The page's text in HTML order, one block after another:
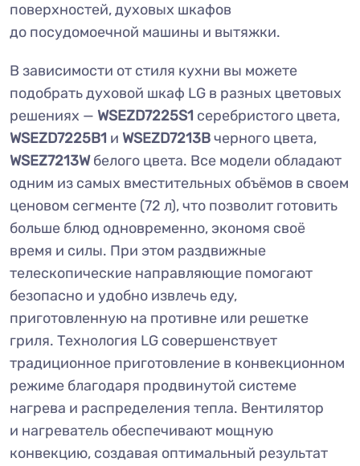
поверхностей, духовых шкафов
до посудомоечной машины и вытяжки.
В зависимости от стиля кухни вы можете
подобрать духовой шкаф LG в разных цветовых
решениях — WSEZD7225S1 серебристого цвета,
WSEZD7225B1 и WSEZD7213Bчерного цвета,
WSEZ7213Wбелого цвета. Все модели обладают
одним из самых вместительных объёмов в своем
ценовом сегменте (72 л), что позволит готовить
больше блюд одновременно, экономя своё
время и силы. При этом раздвижные
телескопические направляющие помогают
безопасно и удобно извлечь еду,
приготовленную на противне или решетке
гриля. Технология LG совершенствует
традиционное приготовление в конвекционном
режиме благодаря продвинутой системе
нагрева и распределения тепла. Вентилятор
и нагреватель обеспечивают мощную
конвекцию, создавая оптимальный результат